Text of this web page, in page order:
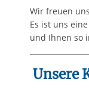
Wir freuen
Es ist uns
und Ihnen so
Unsere